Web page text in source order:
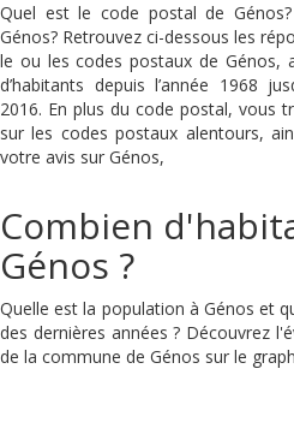
Quel est le code postal de Génos?
Génos? Retrouvez ci-dessous les
le ou les codes postaux de Génos,
d’habitants depuis l’année 1968
2016. En plus du code postal, vous
sur les codes postaux alentours,
votre avis sur Génos,
Combien
Génos ?
Quelle est la population à Génos et
des dernières années ? Découvrez
de la commune de Génos sur le